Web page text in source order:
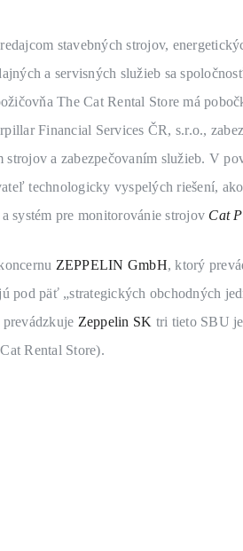
stavebných strojov,
a servisných služieb sa
The Cat Rental Store má
Financial Services ČR, s.r.o.,
a zabezpečovaním služieb. V
technologicky vyspelých riešení,
a systém pre monitorovánie strojov Cat
ZEPPELIN GmbH, ktorý
pod päť „strategických obchodných
Zeppelin SK tri tieto SBU
Rental Store).